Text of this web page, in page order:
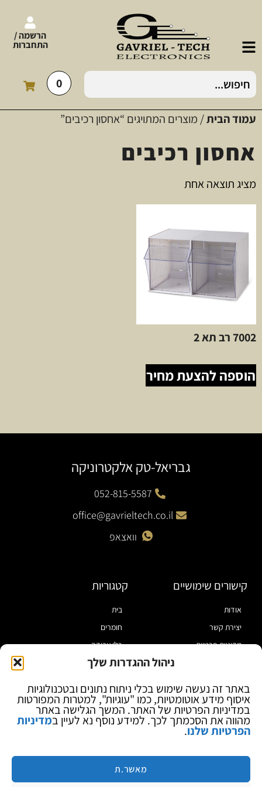
ניהול ההגדרות שלך
באתר זה נעשה שימוש בכלי ניתוח נתונים ובטכנולוגיות
איסוף מידע אוטומטיות, כמו "עוגיות", למטרות המפורטות
במדיניות הפרטיות של האתר. המשך הגלישה באתר
מהווה את הסכמתך לכך. למידע נוסף נא לעיין במדיניות
הפרטיות שלנו.
מאשר.ת
הרשמה /
התחברות
0
עמוד הבית/ מוצרים המתויגים “אחסון רכיבים”
אחסון רכיבים
מציג תוצאה אחת
7002 רב תא 2
הוספה להצעת מחיר
גבריאל-טק אלקטרוניקה
052-815-5587
office@gavrieltech.co.il
וואצאפ
קישורים שימושיים
אודות
יצירת קשר
מדיניות פרטיות
בלוג
קטגוריות
בית
חומרים
כלי עבודה
מוצרי הלחמה
ספקי כח ומודדים
ציוד אופטי להגדלה
מותגים